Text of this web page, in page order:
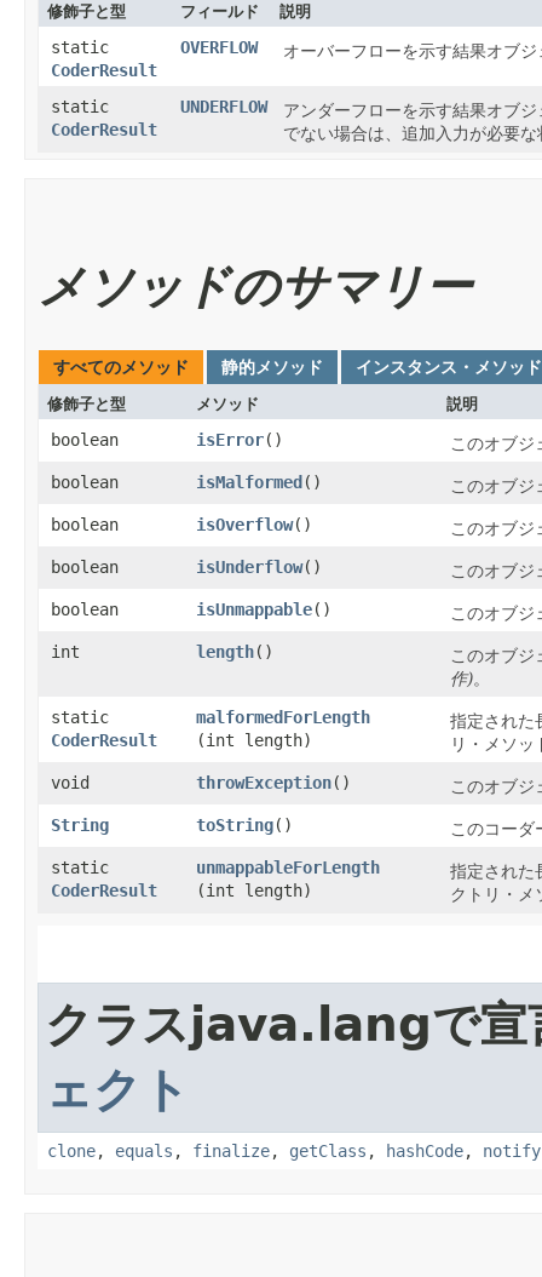
修飾子と型 フィールド 説明
static
CoderResult
OVERFLOW オーバーフローを示す結果オブ
static
CoderResult
UNDERFLOW
アンダーフローを示す結果オブ
でない場合は、追加入力が必要
メソッドのサマリー
すべてのメソッド 静的メソッド インスタンス・メソッド
修飾子と型 メソッド 説明
boolean isError()
このオブジ
boolean
isMalformed()
このオブジ
boolean
isOverflow()
このオブジ
boolean
isUnderflow()
このオブジ
boolean
isUnmappable()
このオブジ
int
length()
このオブ
作)。
static
CoderResult
malformedForLength
(int length)
指定された
リ・メソッ
void
throwException()
このオブジ
String
toString()
このコーダ
static
CoderResult
unmappableForLength
(int length)
指定された
クトリ・メ
クラスjava.langで宣
ェクト
clone, equals , finalize, getClass , hashCode, notify